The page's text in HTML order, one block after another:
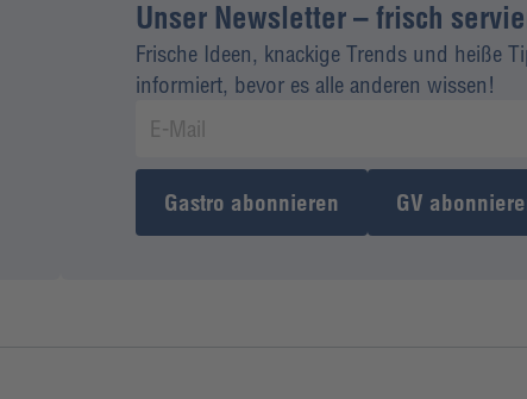
Unser Newsletter – frisch
Frische Ideen, knackige Trends und heiße
informiert, bevor es alle anderen wissen!
Gastro abonnieren GV